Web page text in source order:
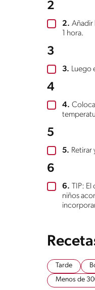
2
2. Añadir
1 hora.
3
3. Luego
4
4.
5
5. Retirar
6
6.
TIP:
niños
Tarde
Menos de